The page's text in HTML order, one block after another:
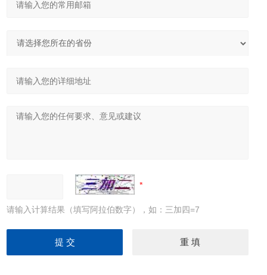
请输入计算结果（填写阿拉伯数字），如：三加四=7